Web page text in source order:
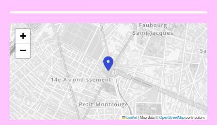
+
−
Leaflet|Map data ©OpenStreetMapcontributors